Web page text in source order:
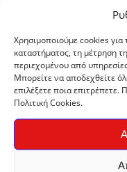
Χρησιμοποιούμε cookies για
καταστήματος, τη μέτρηση
περιεχομένου από
Μπορείτε να αποδεχθείτε
επιλέξετε ποια επιτρέπετε.
Πολιτική Cookies.
νεκταρίνια
βανίλιες
Καλή συνέχεια!
ByΖωή Αναγνώστου |